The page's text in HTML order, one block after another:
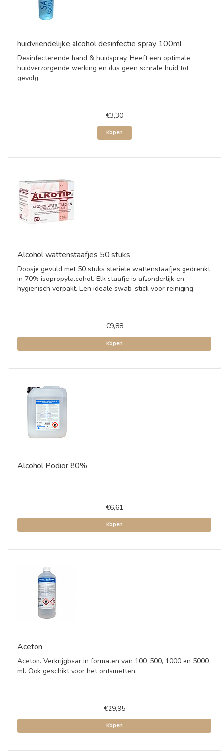
huidvriendelijke alcohol desinfectie spray 100ml
Desinfecterende hand & huidspray. Heeft een optimale
huidverzorgende werking en dus geen schrale huid tot
gevolg.
€3,30
Kopen
Alcohol wattenstaafjes 50 stuks
Doosje gevuld met 50 stuks steriele wattenstaafjes gedrenkt
in 70% isopropylalcohol. Elk staafje is afzonderlijk en
hygiënisch verpakt. Een ideale swab-stick voor reiniging.
€9,88
Kopen
Alcohol Podior 80%
€6,61
Kopen
Aceton
Aceton. Verkrijgbaar in formaten van 100, 500, 1000 en 5000
ml. Ook geschikt voor het ontsmetten.
€29,95
Kopen